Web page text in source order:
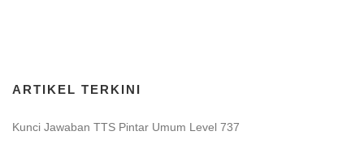
ARTIKEL TERKINI
Kunci Jawaban TTS Pintar Umum Level 737